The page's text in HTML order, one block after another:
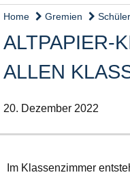
Home Gremien
ALTPAPIER-
ALLEN
20. Dezember 2022
Im Klassenzimmer